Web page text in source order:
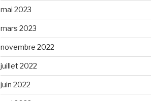
mai 2023
mars 2023
novembre 2022
juillet 2022
juin 2022